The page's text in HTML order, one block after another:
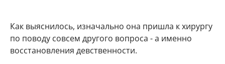
Как выяснилось, изначально она пришла к хирургу
по поводу совсем другого вопроса - а именно
восстановления девственности.